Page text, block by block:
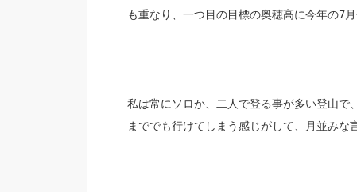
も重なり、一つ目の目標の奥穂高に今年の7
私は常にソロか、二人で登る事が多い登山で、
まででも行けてしまう感じがして、
月並みな